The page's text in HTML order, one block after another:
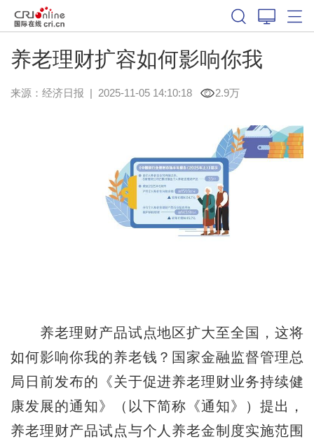
养老理财扩容如何影响你我
来源： 经济日报 | 2025-11-05 14:10:18 2.9万
养老理财产品试点地区扩大至全国，这将
如何影响你我的养老钱？国家金融监督管理总
局日前发布的《关于促进养老理财业务持续健
康发展的通知》（以下简称《通知》）提出，
养老理财产品试点与个人养老金制度实施范围